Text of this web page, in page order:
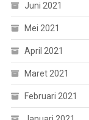
Juni 2021
Mei 2021
April 2021
Maret 2021
Februari 2021